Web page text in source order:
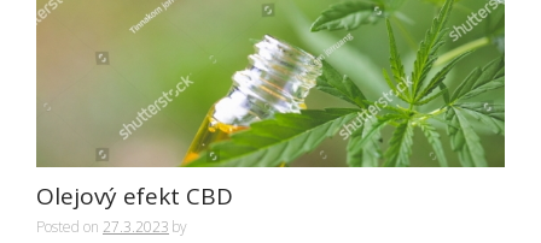
Olejový efekt CBD
Posted on 27.3.2023 by